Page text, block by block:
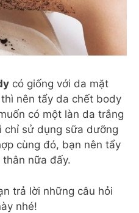
có giống với da mặt
nên tẩy da chết body
có một làn da trắng
chỉ sử dụng sữa dưỡng
cùng đó, bạn nên tẩy
nữa đấy.
trả lời những câu hỏi
nhé!